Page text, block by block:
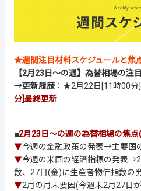
★週間注目材料スケジュールと焦
【2月23日～の週】為替相場の注
→更新履歴 ：★2月22日[11時00分
分]最終更新
■2月23日～の週の為替相場の焦
▼今週の金融政策の発表→主要国
▼今週の米国の経済指標の発表
数、27日(金)に生産者物価指数の
▼2月の月末要因(今週末2月27日